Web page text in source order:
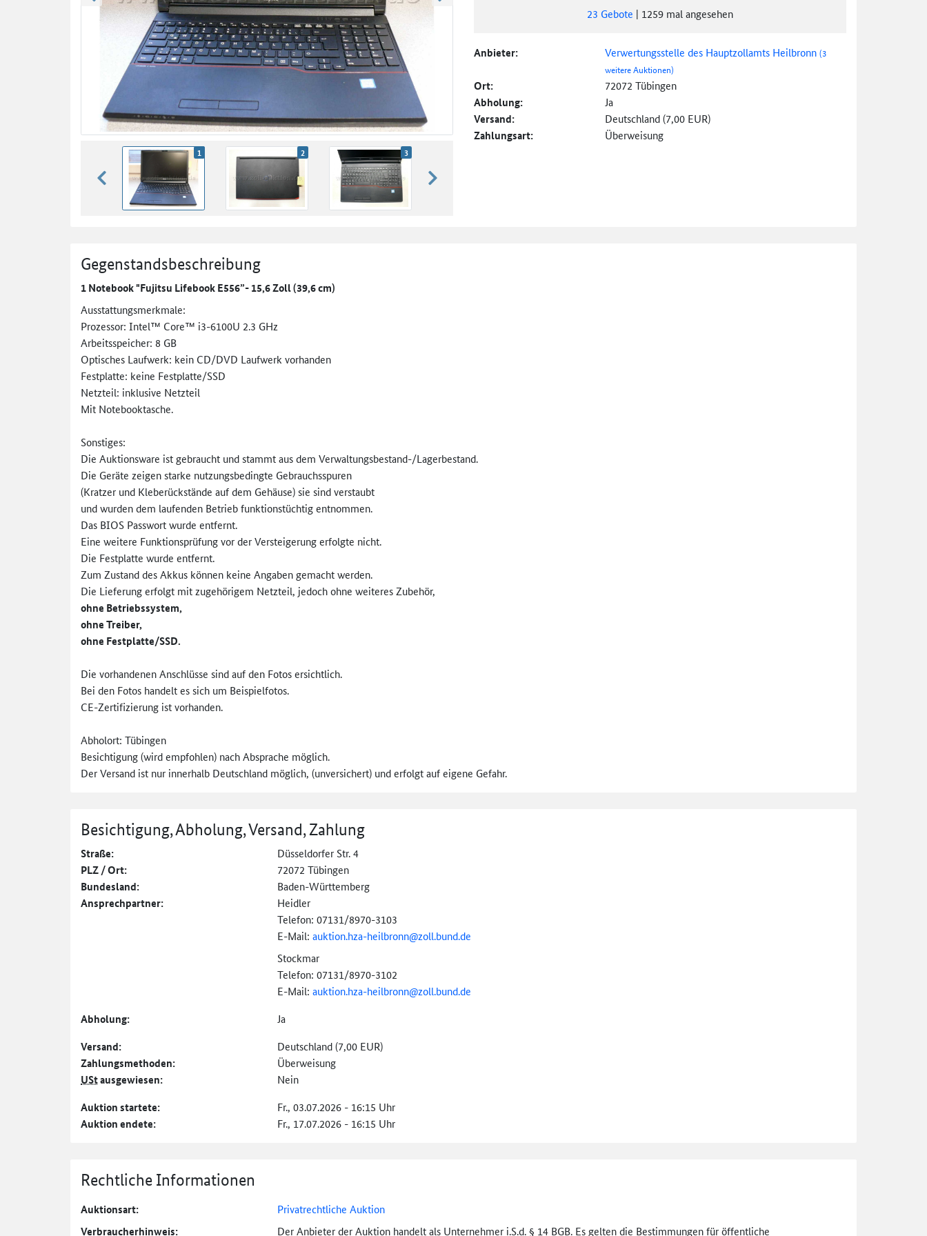
zurück blättern
1 2 3
weiter blättern
23 Gebote | 1259 mal angesehen
Anbieter: Verwertungsstelle des Hauptzollamts Heilbronn (3
weitere Auktionen)
Ort: 72072 Tübingen
Abholung: Ja
Versand: Deutschland (7,00 EUR)
Zahlungsart: Überweisung
Gegenstandsbeschreibung
1 Notebook "Fujitsu Lifebook E556”- 15,6 Zoll (39,6 cm)
Ausstattungsmerkmale:
Prozessor: Intel™ Core™ i3-6100U 2.3 GHz
Arbeitsspeicher: 8 GB
Optisches Laufwerk: kein CD/DVD Laufwerk vorhanden
Festplatte: keine Festplatte/SSD
Netzteil: inklusive Netzteil
Mit Notebooktasche.
Sonstiges:
Die Auktionsware ist gebraucht und stammt aus dem Verwaltungsbestand-/Lagerbesta­nd.
Die Geräte zeigen starke nutzungsbedingte Gebrauchsspuren
(Kratzer und Kleberückstände auf dem Gehäuse) sie sind verstaubt
und wurden dem laufenden Betrieb funktionstüchtig entnommen.
Das BIOS Passwort wurde entfernt.
Eine weitere Funktionsprüfung vor der Versteigerung erfolgte nicht.
Die Festplatte wurde entfernt.
Zum Zustand des Akkus können keine Angaben gemacht werden.
Die Lieferung erfolgt mit zugehörigem Netzteil, jedoch ohne weiteres Zubehör,
ohne Betriebssystem,
ohne Treiber,
ohne Festplatte/SSD.
Die vorhandenen Anschlüsse sind auf den Fotos ersichtlich.
Bei den Fotos handelt es sich um Beispielfotos.
CE-Zertifizierung ist vorhanden.
Abholort: Tübingen
Besichtigung (wird empfohlen) nach Absprache möglich.
Der Versand ist nur innerhalb Deutschland möglich, (unversichert) und erfolgt auf eigene Gefahr.
Besichtigung, Abholung, Versand, Zahlung
Straße: Düsseldorfer Str. 4
PLZ / Ort: 72072 Tübingen
Bundesland: Baden-Württemberg
Ansprechpartner:
Heidler
Telefon: 07131/8970-3103
E-Mail: auktion.hza-heilbronn@zoll.bund.de
Stockmar
Telefon: 07131/8970-3102
E-Mail: auktion.hza-heilbronn@zoll.bund.de
Abholung: Ja
Versand: Deutschland (7,00 EUR)
Zahlungs­methoden: Überweisung
UStausgewiesen: Nein
Auktion startete: Fr., 03.07.2026 - 16:15 Uhr
Auktion endete: Fr., 17.07.2026 - 16:15 Uhr
Rechtliche Informationen
Auktionsart: Privatrechtliche Auktion
Verbraucher­hinweis: Der Anbieter der Auktion handelt als Unternehmer i.S.d. § 14 BGB. Es gelten die Bestimmungen für öffentliche